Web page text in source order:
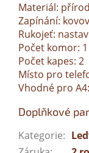
Materiál:
Zapínání:
Rukojeť:
Počet komor: 1
Počet kapes: 2
Místo pro
Vhodné pro
Doplňkové
Kategorie: